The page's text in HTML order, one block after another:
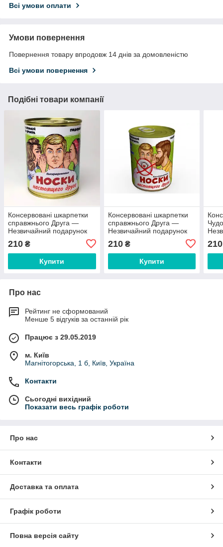
Всі умови оплати
Умови повернення
Повернення товару впродовж 14 днів за домовленістю
Всі умови повернення
Подібні товари компанії
Консервовані шкарпетки
справжнього Друга —
Незвичайний подарунок
210 ₴
Купити
Консервовані шкарпетки
справжнього Друга —
Незвичайний подарунок
другу до будь-якого свята
210₴
Купити
210
Про нас
Рейтинг не сформований
Менше 5 відгуків за останній рік
Працює з 29.05.2019
м. Київ
Магнітогорська, 1 б, Київ, Україна
Контакти
Сьогодні вихідний
Показати весь графік роботи
Про нас
Контакти
Доставка та оплата
Графік роботи
Повна версія сайту